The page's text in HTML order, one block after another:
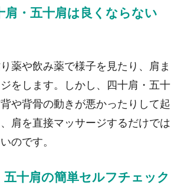
肩・五十肩は良くならない
薬や飲み薬で様子を見たり、肩ま
をします。しかし、四十肩・五十
や背骨の動きが悪かったりして起
肩を直接マッサージするだけでは
のです。
五十肩の簡単セルフチェック